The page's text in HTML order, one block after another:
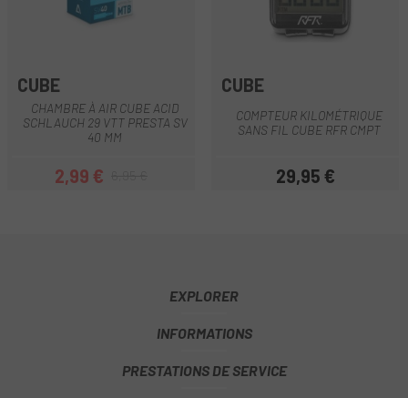
CUBE
CHAMBRE À AIR CUBE ACID
SCHLAUCH 29 VTT PRESTA SV
40 MM
Prix
2,99 €Prix habituel
CUBE
COMPTEUR KILOMÉTRIQUE
SANS FIL CUBE RFR CMPT
Prix
29,95 €
EXPLORER
INFORMATIONS
PRESTATIONS DE SERVICE